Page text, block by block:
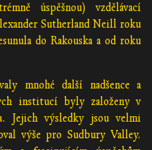
úspěšnou) vzdělávací
Sutherland Neill roku
do Rakouska a od roku
mnohé další nadšence a
institucí byly založeny v
Jejich výsledky jsou velmi
výše pro Sudbury Valley.